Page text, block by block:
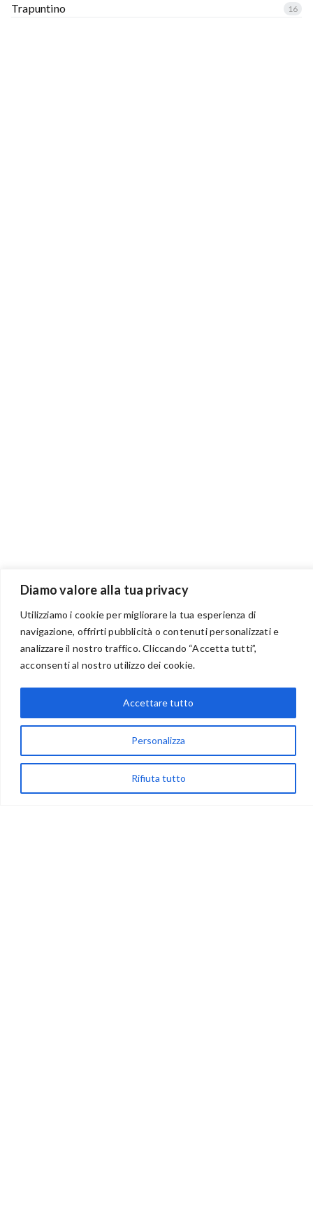
Diamo valore alla tua privacy
Utilizziamo i cookie per migliorare la tua esperienza di
navigazione, offrirti pubblicità o contenuti personalizzati e
analizzare il nostro traffico. Cliccando “Accetta tutti”,
acconsenti al nostro utilizzo dei cookie.
Personalizza
Rifiuta tutto
Accettare tutto
Trapuntino 16
BENVENUTI NEL PORTALE RIVENDITORI
via Acqua delle Noci 12
83024 Monteforte Irpino (AV)
(+39) 081-7777233